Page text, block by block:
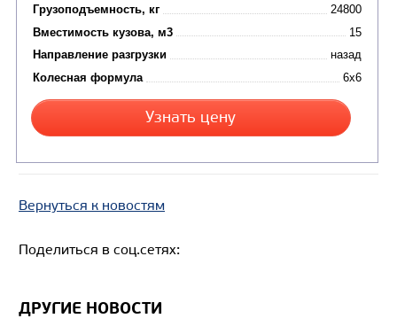
Производитель
Грузоподъемность, кг
Вернуться к новостям
Поделиться в соц.сетях:
ДРУГИЕ НОВОСТИ